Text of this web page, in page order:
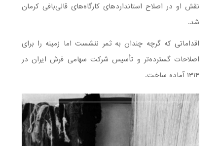
نقش او در اصلاح استانداردهای کارگاه‌های قالی‌بافی کرمان
شد.
اقداماتی که گرچه چندان به ثمر ننشست اما زمینه را برای
اصلاحات گسترده‌تر و تأسیس شرکت سهامی فرش ایران در
۱۳۱۴ آماده ساخت.